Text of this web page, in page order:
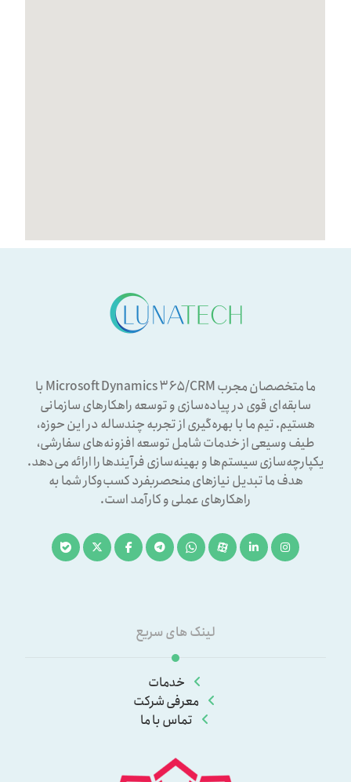
ما متخصصان مجرب Microsoft Dynamics ۳۶۵/CRM با
سابقه‌ای قوی در پیاده‌سازی و توسعه راهکارهای سازمانی
هستیم. تیم ما با بهره‌گیری از تجربه چندساله در این حوزه،
طیف وسیعی از خدمات شامل توسعه افزونه‌های سفارشی،
یکپارچه‌سازی سیستم‌ها و بهینه‌سازی فرآیندها را ارائه می‌دهد.
هدف ما تبدیل نیازهای منحصربفرد کسب‌وکار شما به
راهکارهای عملی و کارآمد است.
لینک های سریع
خدمات
معرفی شرکت
تماس با ما